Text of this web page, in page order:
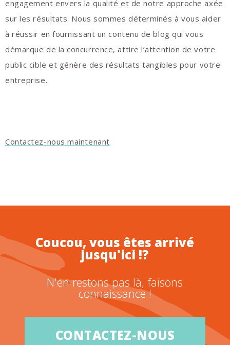
engagement envers la qualité et de notre approche axée
sur les résultats. Nous sommes déterminés à vous aider
à réussir en fournissant un contenu de blog qui vous
démarque de la concurrence, attire l’attention de votre
public cible et génère des résultats tangibles pour votre
entreprise.
Contactez-nous maintenant
Coucou, vous êtes arrivé
jusqu'ici !?
N'en restons pas là, faisons
connaissance !
CONTACTEZ-NOUS